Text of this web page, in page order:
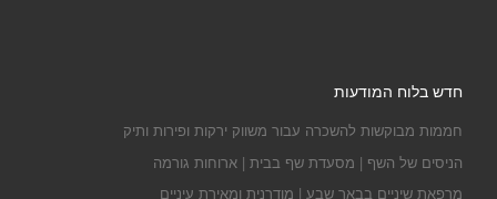
חדש בלוח המודעות
חממות מבוקשות להשכרה עבור משווק ירקות ופירות ותיק
הניסים של השף | מסעדת שף בבית | ארוחות גורמה
מרפאת שיניים בבאר שבע | מודרנית ומאירת עיניים